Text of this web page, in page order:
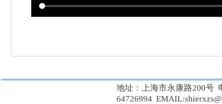
地址：上海市永康路200号
64726994